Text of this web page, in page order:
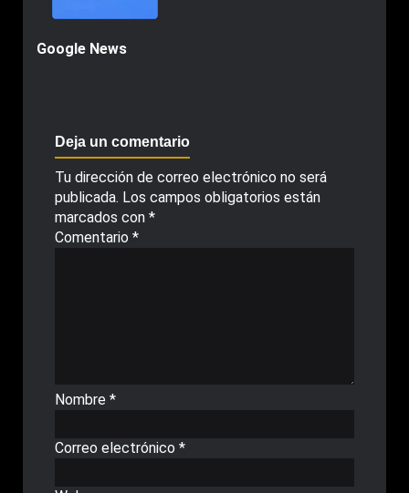
Google News
Deja un comentario
Tu dirección de correo electrónico no será
publicada. Los campos obligatorios están
marcados con *
Comentario *
Nombre *
Correo electrónico *